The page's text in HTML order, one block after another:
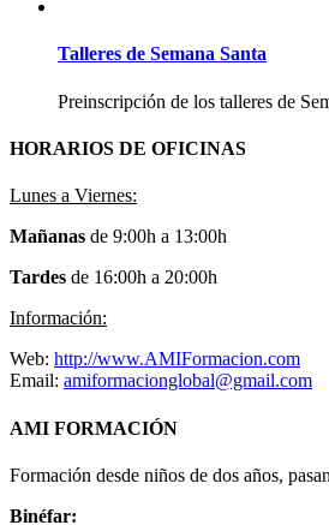
Talleres de Semana Santa
Preinscripción de los talleres de
HORARIOS DE OFICINAS
Lunes a Viernes:
Mañanas de 9:00h a 13:00h
Tardes de 16:00h a 20:00h
Información:
Web: http://www.AMIFormacion.com
Email: amiformacionglobal@gmail.com
AMI FORMACIÓN
Formación desde niños de dos años,
Binéfar: